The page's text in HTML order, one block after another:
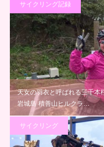
サイクリング記録
天女の羽衣と呼ばれる三千本
岩城島 積善山ヒルクラ…
サイクリング